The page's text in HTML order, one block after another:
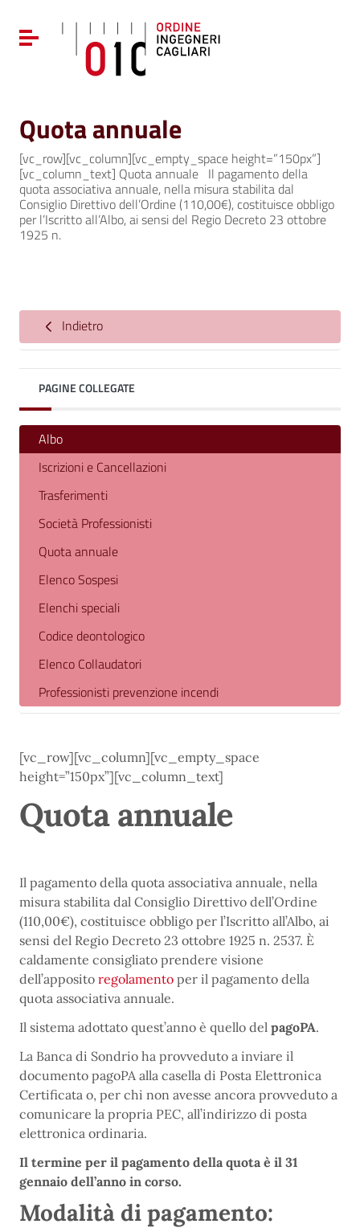
Vai al menu di navigazione
Vai al footer
Attiva / disattiva la navigazione
Quota annuale
[vc_row][vc_column][vc_empty_space height=”150px”]
[vc_column_text] Quota annuale Il pagamento della
quota associativa annuale, nella misura stabilita dal
Consiglio Direttivo dell’Ordine (110,00€), costituisce obbligo
per l’Iscritto all’Albo, ai sensi del Regio Decreto 23 ottobre
1925 n.
Indietro
PAGINE COLLEGATE
Albo
Iscrizioni e Cancellazioni
Trasferimenti
Società Professionisti
Quota annuale
Elenco Sospesi
Elenchi speciali
Codice deontologico
Elenco Collaudatori
Professionisti prevenzione incendi
[vc_row][vc_column][vc_empty_space
height=”150px”][vc_column_text]
Quota annuale
Il pagamento della quota associativa annuale, nella
misura stabilita dal Consiglio Direttivo dell’Ordine
(110,00€), costituisce obbligo per l’Iscritto all’Albo, ai
sensi del Regio Decreto 23 ottobre 1925 n. 2537. È
caldamente consigliato prendere visione
dell’apposito regolamento per il pagamento della
quota associativa annuale.
Il sistema adottato quest’anno è quello del pagoPA.
La Banca di Sondrio ha provveduto a inviare il
documento pagoPA alla casella di Posta Elettronica
Certificata o, per chi non avesse ancora provveduto a
comunicare la propria PEC, all’indirizzo di posta
elettronica ordinaria.
Il termine per il pagamento della quota è il 31
gennaio dell’anno in corso.
Modalità di pagamento: